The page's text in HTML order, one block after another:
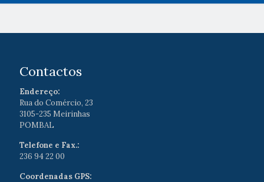
Contactos
Endereço:
Rua do Comércio, 23
3105-235 Meirinhas
POMBAL
Telefone e Fax.:
236 94 22 00
Coordenadas GPS: